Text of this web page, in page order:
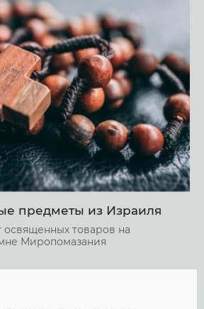
предметы из Израиля
освященных товаров на
Миропомазания